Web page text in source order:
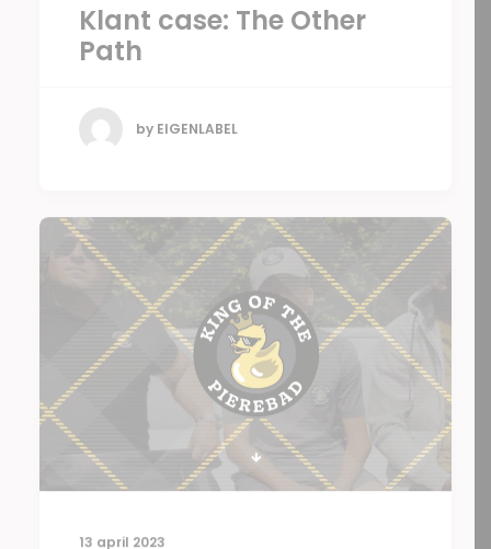
Klant case: The Other
Path
by EIGENLABEL
13 april 2023